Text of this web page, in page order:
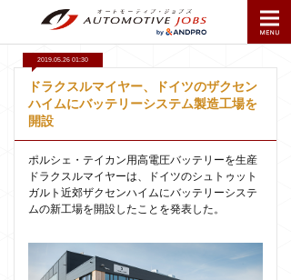
2019.05.26 01:30
ドラクスルマイヤー、ドイツのザクセン
ハイムにバッテリーシステム製造工場を
開設
ポルシェ・テイカン用高電圧バッテリーを生産
ドラクスルマイヤーは、ドイツのシュトゥット
ガルト近郊ザクセンハイムにバッテリーシステ
ムの新工場を開設したことを発表した。